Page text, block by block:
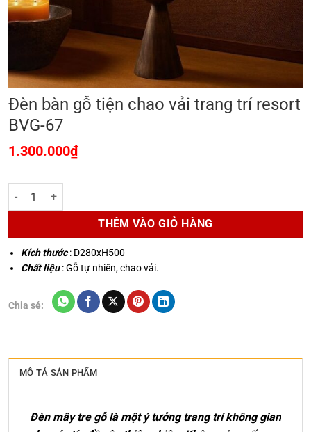
Đèn bàn gỗ tiện chao vải trang trí resort
BVG-67
1.300.000₫
Đèn bàn gỗ tiện chao vải trang trí resort BVG-67 số lượng
THÊM VÀO GIỎ HÀNG
Kích thước: D280xH500
Chất liệu: Gỗ tự nhiên, chao vải.
Chia sẻ:
MÔ TẢ SẢN PHẨM
Đèn mây tre gỗ là một ý tưởng trang trí không gian